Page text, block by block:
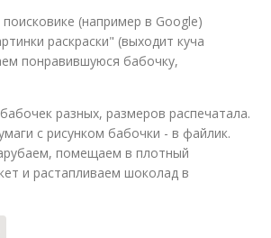
(например в Google)
раскраски" (выходит куча
понравившуюся бабочку,
разных, размеров распечатала.
с рисунком бабочки - в файлик.
помещаем в плотный
и растапливаем шоколад в